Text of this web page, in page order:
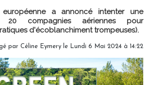
européenne a annoncé intenter une
20 compagnies aériennes pour
d'écoblanchiment trompeuses).
par Céline Eymery le Lundi 6 Mai 2024 à 14:22